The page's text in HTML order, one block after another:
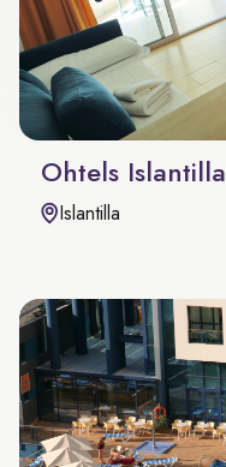
Ohtels Islantilla
Islantilla